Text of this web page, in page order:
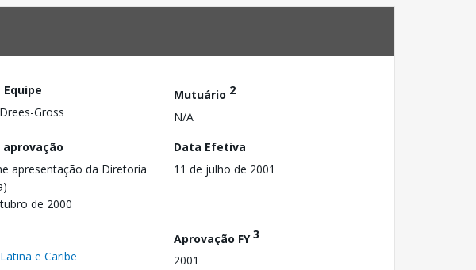
Gross
Mutuário 2
N/A
aprovação
apresentação da Diretoria
de 2000
Data Efetiva
11 de julho de 2001
e Caribe
Aprovação FY3
2001